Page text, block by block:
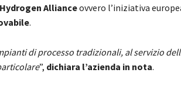
Allianceovvero l’iniziativa
.
di processo tradizionali, al servizio
”, dichiara l’azienda in nota.